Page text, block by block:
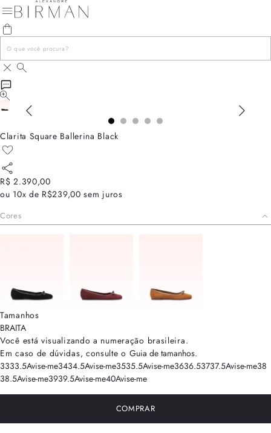
Clarita Square Ballerina Black
R$ 2.390,00
ou 10x de R$239,00 sem juros
Cores
Tamanhos
BRAITA
Você está visualizando a numeração brasileira.
Em caso de dúvidas, consulte o Guia de tamanhos.
3333.5Avise-me3434.5Avise-me3535.5Avise-me3636.53737.5Avise-me38
38.5Avise-me3939.5Avise-me40Avise-me
COMPRAR